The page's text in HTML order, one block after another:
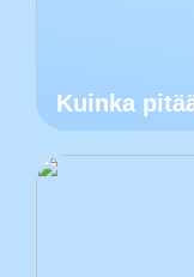
Kuinka